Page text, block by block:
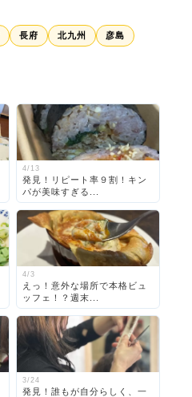
長府 北九州 彦島
4/13
発見！リピート率９割！キン
パが美味すぎる...
4/3
えっ！意外な場所で本格ビュ
ッフェ！？週末...
3/24
発見！誰もが自分らしく、一